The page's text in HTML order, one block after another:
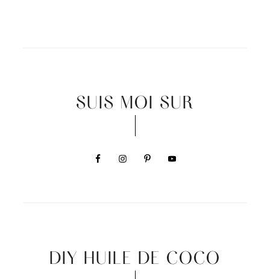
SUIS MOI SUR
DIY HUILE DE COCO